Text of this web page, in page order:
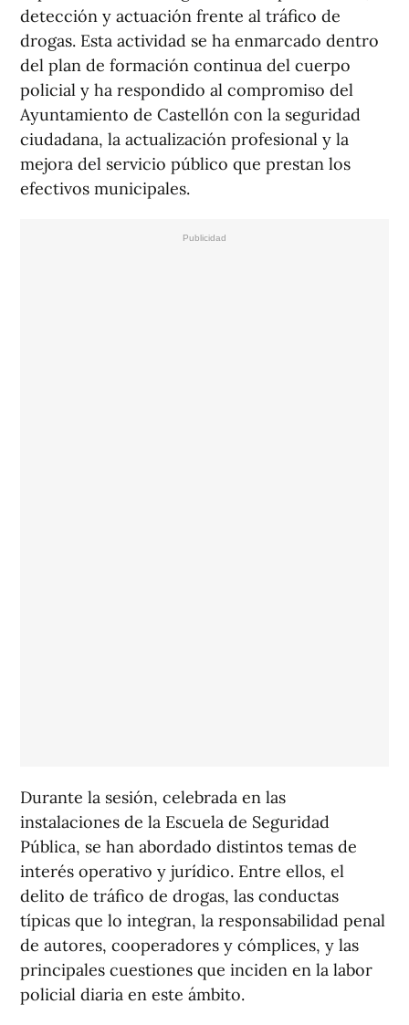
detección y actuación frente al tráfico de
drogas. Esta actividad se ha enmarcado dentro
del plan de formación continua del cuerpo
policial y ha respondido al compromiso del
Ayuntamiento de Castellón con la seguridad
ciudadana, la actualización profesional y la
mejora del servicio público que prestan los
efectivos municipales.
Durante la sesión, celebrada en las
instalaciones de la Escuela de Seguridad
Pública, se han abordado distintos temas de
interés operativo y jurídico. Entre ellos, el
delito de tráfico de drogas, las conductas
típicas que lo integran, la responsabilidad penal
de autores, cooperadores y cómplices, y las
principales cuestiones que inciden en la labor
policial diaria en este ámbito.